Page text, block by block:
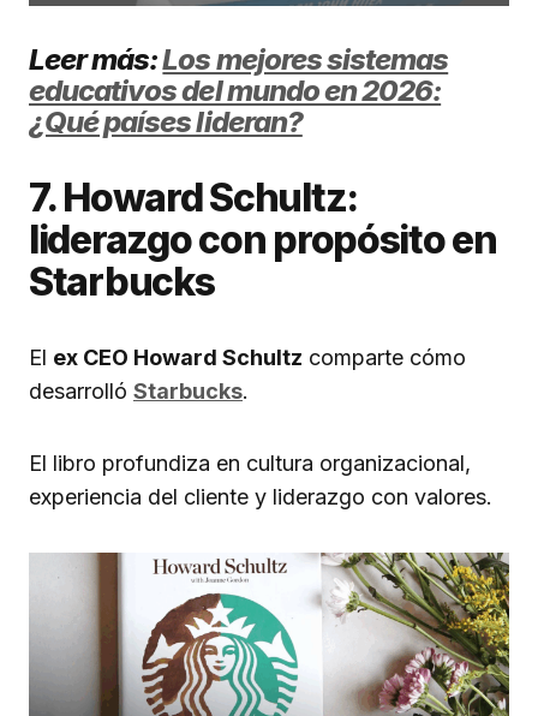
Leer más:Los mejores sistemas
educativos del mundo en 2026:
¿Qué países lideran?
7. Howard Schultz:
liderazgo con propósito en
Starbucks
El ex CEO Howard Schultz comparte cómo
desarrolló Starbucks.
El libro profundiza en cultura organizacional,
experiencia del cliente y liderazgo con valores.